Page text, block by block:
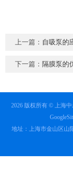
上一篇： 自吸泵的
下一篇： 隔膜泵的
2026 版权所有 © 上海
地址：上海市金山区山